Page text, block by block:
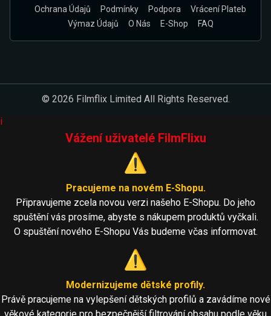
Ochrana Údajů Podmínky Podpora
Vrácení Plateb
Výmaz Údajů
O Nás E-Shop FAQ
© 2026 Filmflix Limited All Rights Reserved.
i
Vážení uživatelé FilmFlixu
⚠️
Pracujeme na novém E-Shopu.
Připravujeme zcela novou verzi našeho E-Shopu. Do jeho
spuštění vás prosíme, abyste s nákupem produktů vyčkali.
O spuštění nového E-Shopu Vás budeme včas informovat.
⚠️
Modernizujeme dětské profily.
Právě pracujeme na vylepšení dětských profilů a zavádíme nové